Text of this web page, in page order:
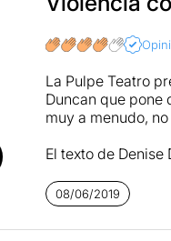
La Pulpe Teatro
Duncan que pone
muy a menudo,
El texto de
zonas
permite escenas
Escénicamente,
08/06/2019